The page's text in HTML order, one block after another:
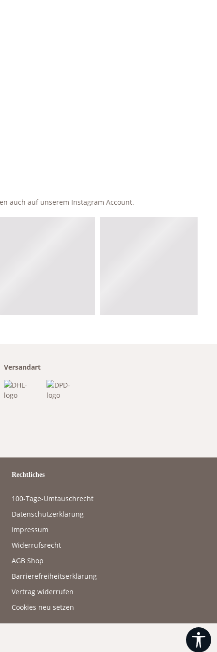
auch auf unserem Instagram Account.
Versandart
Rechtliches
100-Tage-Umtauschrecht
Datenschutzerklärung
Impressum
Widerrufsrecht
AGB Shop
Barrierefreiheitserklärung
Vertrag widerrufen
Cookies neu setzen